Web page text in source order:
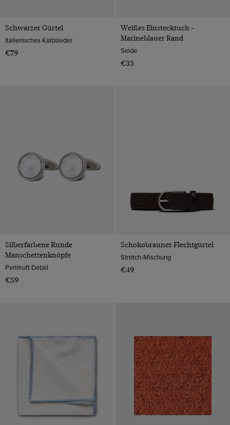
Schwarzer Gürtel
Italienisches Kalbsleder
€79
Weißes Einstecktuch -
Marineblauer Rand
Seide
€35
Silberfarbene Runde
Manschettenknöpfe
Perlmutt Detail
€59
Schokobrauner Flechtgürtel
Stretch-Mischung
€49